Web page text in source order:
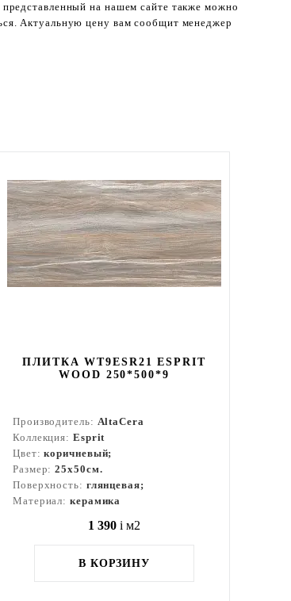
представленный на нашем сайте также можно
Актуальную цену вам сообщит менеджер
ПЛИТКА WT9ESR21 ESPRIT
WOOD 250*500*9
Производитель: AltaCera
Коллекция: Esprit
Цвет:коричневый;
Размер:25x50см.
Поверхность: глянцевая;
Материал: керамика
1 390 i м2
В КОРЗИНУ